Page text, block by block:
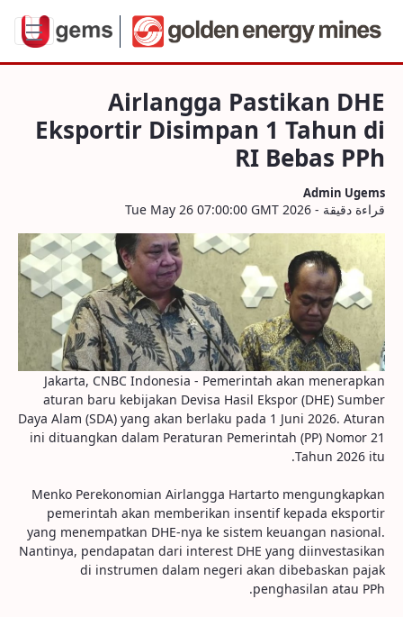
Disimpan 1 Tahun di RI Bebas PPh
Airlangga Pastikan DHE
Eksportir Disimpan 1 Tahun di
RI Bebas PPh
Admin Ugems
قراءة دقيقة - Tue May 26 07:00:00 GMT 2026
Jakarta, CNBC Indonesia - Pemerintah akan menerapkan
aturan baru kebijakan Devisa Hasil Ekspor (DHE) Sumber
Daya Alam (SDA) yang akan berlaku pada 1 Juni 2026. Aturan
ini dituangkan dalam Peraturan Pemerintah (PP) Nomor 21
Tahun 2026 itu.
Menko Perekonomian Airlangga Hartarto mengungkapkan
pemerintah akan memberikan insentif kepada eksportir
yang menempatkan DHE-nya ke sistem keuangan nasional.
Nantinya, pendapatan dari interest DHE yang diinvestasikan
di instrumen dalam negeri akan dibebaskan pajak
penghasilan atau PPh.